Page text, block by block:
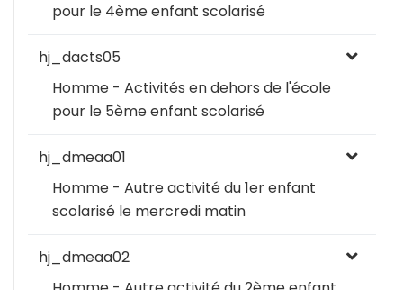
pour le 4ème enfant scolarisé
hj_dacts05
Homme - Activités en dehors de l'école
pour le 5ème enfant scolarisé
hj_dmeaa01
Homme - Autre activité du 1er enfant
scolarisé le mercredi matin
hj_dmeaa02